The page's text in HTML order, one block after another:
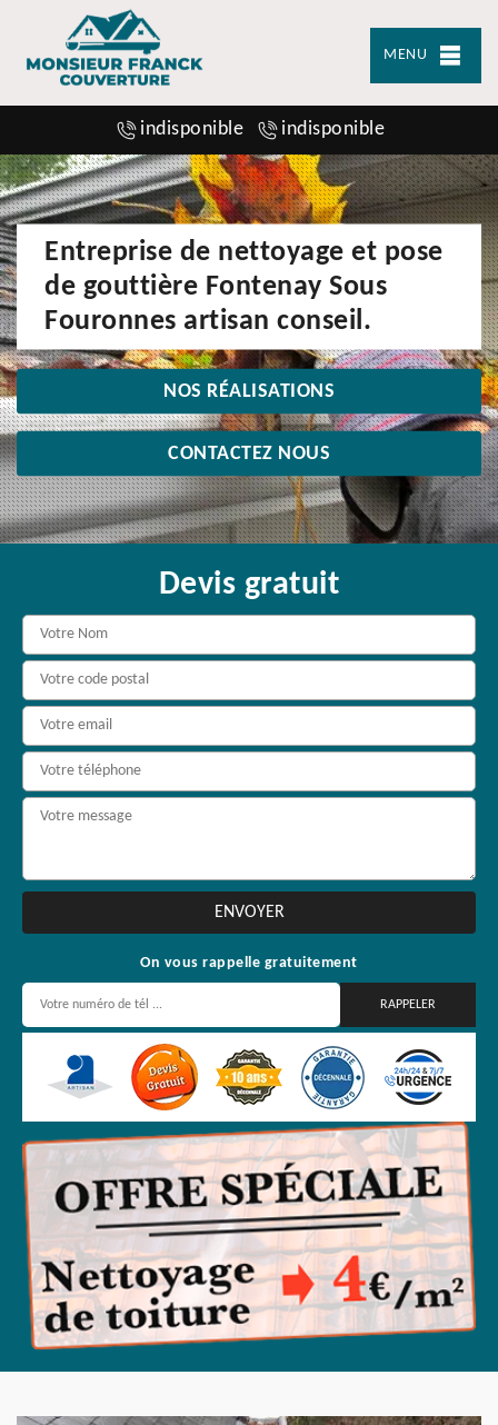
MENU
indisponible indisponible
Entreprise de nettoyage et pose
de gouttière Fontenay Sous
Fouronnes artisan conseil.
NOS RÉALISATIONS
CONTACTEZ NOUS
Devis gratuit
On vous rappelle gratuitement